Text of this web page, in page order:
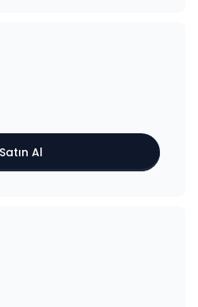
Satın Al